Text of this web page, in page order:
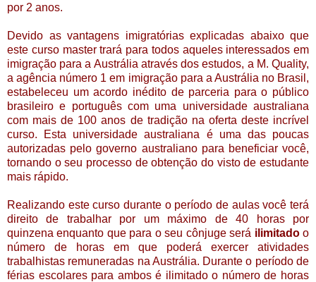
por 2 anos.
Devido as vantagens imigratórias explicadas abaixo que
este curso master trará para todos aqueles interessados em
imigração para a Austrália através dos estudos, a M. Quality,
a agência número 1 em imigração para a Austrália no Brasil,
estabeleceu um acordo inédito de parceria para o público
brasileiro e português com uma universidade australiana
com mais de 100 anos de tradição na oferta deste incrível
curso. Esta universidade australiana é uma das poucas
autorizadas pelo governo australiano para beneficiar você,
tornando o seu processo de obtenção do visto de estudante
mais rápido.
Realizando este curso durante o período de aulas você terá
direito de trabalhar por um máximo de 40 horas por
quinzena enquanto que para o seu cônjuge será ilimitadoo
número de horas em que poderá exercer atividades
trabalhistas remuneradas na Austrália. Durante o período de
férias escolares para ambos é ilimitado o número de horas